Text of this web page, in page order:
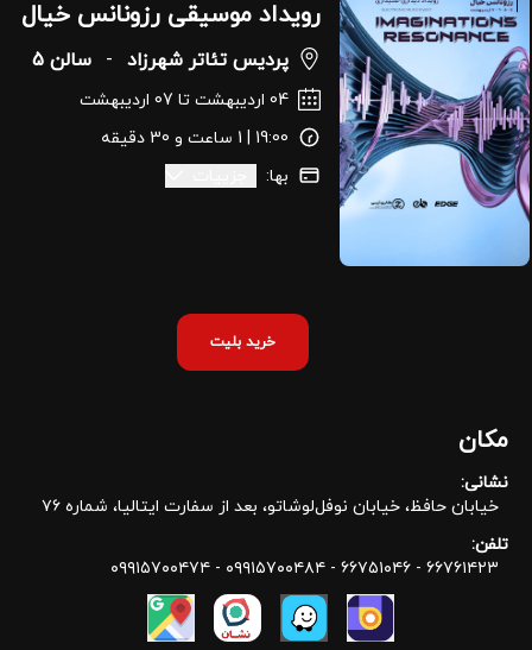
رویداد موسیقی رزونانس خیال
پردیس تئاتر شهرزاد - سالن 5
04 اردیبهشت تا 07 اردیبهشت
19:00 | 1 ساعت و 30 دقیقه
بها:
خرید بلیت
مکان
نشانی:
خیابان حافظ، خیابان نوفل‌لوشاتو،‌ بعد از سفارت ایتالیا، شماره ۷۶
تلفن:
۶۶۷۶۱۴۲۳ - ۶۶۷۵۱۰۴۶ - ۰۹۹۱۵۷۰۰۴۸۴ - ۰۹۹۱۵۷۰۰۴۷۴